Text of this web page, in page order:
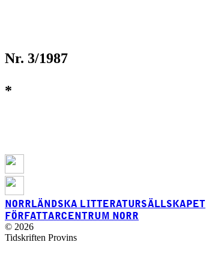
Nr. 3/1987
*
NORRLÄNDSKA LITTERATURSÄLLSKAPET
FÖRFATTARCENTRUM NORR
© 2026
Tidskriften Provins